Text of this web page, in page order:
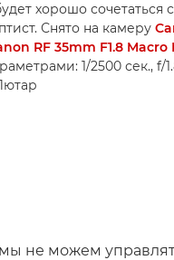
хорошо сочетаться
Снято на камеру
RF 35mm F1.8 Macro
1/2500 сек., f/
не можем